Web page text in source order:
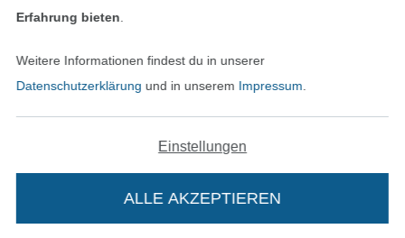
In deinen Warenkorb
Impressum
AGB
Datenschutz
Widerrufsrecht
In den deutschen Shop wechseln (aktuell
Erfahrung bieten
Weitere Informationen findest du in unserer
Datenschutzerklärung und in unserem Impressum
Einstellungen
ALLE AKZEPTIEREN